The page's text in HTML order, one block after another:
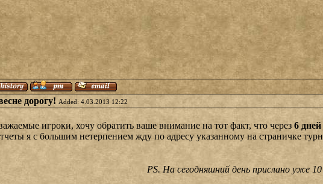
дорогу! Added: 4.03.2013 12:22
игроки, хочу обратить ваше внимание на тот факт, что через 6 дней
я с большим нетерпением жду по адресу указанному на страничке
PS. На сегодняшний день прислано уже 10